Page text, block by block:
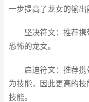
一步提高了龙女的输出
坚决符文：推荐
恐怖的龙女。
启迪符文：推荐
为技能，因此更高的
技能。